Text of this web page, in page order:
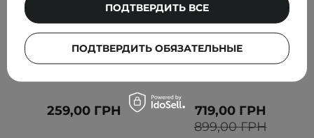
Frankly - Closer Mask -
Тканевая маска для
сужения пор - 1шт./22ml
259,00 ГРН
Frankly - Closer Toner
Pads - Пэды для
сужения пор - 70шт.
899,00 ГРН
719,00 ГРН
ПОДТВЕРДИТЬ ОБЯЗАТЕЛЬНЫЕ
ПОДТВЕРДИТЬ ВСЕ